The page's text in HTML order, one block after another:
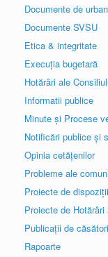
Documente de
Documente SVSU
Etica & integritate
Execuția bugetară
Hotărâri ale
Informatii publice
Minute și Procese
Notificări publice și
Opinia cetățenilor
Probleme ale
Proiecte de
Proiecte de Hotărâri
Publicații de
Rapoarte